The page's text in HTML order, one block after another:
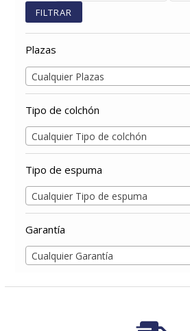
mínimo
FILTRAR
Plazas
Cualquier Plazas
Tipo de colchón
Cualquier Tipo de colchón
Tipo de espuma
Cualquier Tipo de espuma
Garantía
Cualquier Garantía